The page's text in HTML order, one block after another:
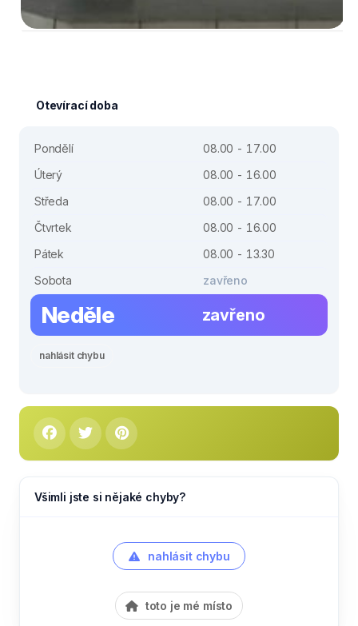
Otevírací doba
Pondělí
08.00 - 17.00
Úterý
08.00 - 16.00
Středa
08.00 - 17.00
Čtvrtek
08.00 - 16.00
Pátek
08.00 - 13.30
Sobota
zavřeno
Neděle zavřeno
nahlásit chybu
Všimli jste si nějaké chyby?
nahlásit chybu
toto je mé místo